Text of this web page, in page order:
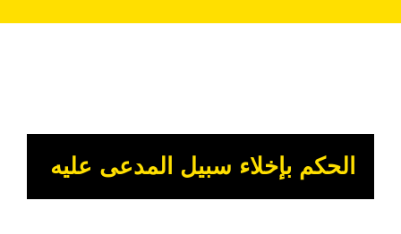
الحكم بإخلاء سبيل المدعى عليه